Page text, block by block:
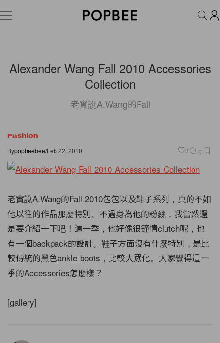
FASHION ACCESSORIES BEAUTY WELLNESS LIFESTYLE
Alexander Wang Fall 2010 Accessories
Collection
老實說A.Wang的Fall
Fashion
Bypopbeebee/Feb 22, 2010 3 0
老實說A.Wang的Fall 2010包包以及鞋子系列，真的不如
他以往的作品那麼特別。不過身為他的粉絲，我當然還
是要介紹一下吧！這一季，他好像很鐘情clutch呢，也
有一個backpack的設計。鞋子方面沒有什麼特別，是比
較傳統的黑色ankle boots，比較大眾化。大家覺得這一
季的Accessories怎麼樣？
[gallery]